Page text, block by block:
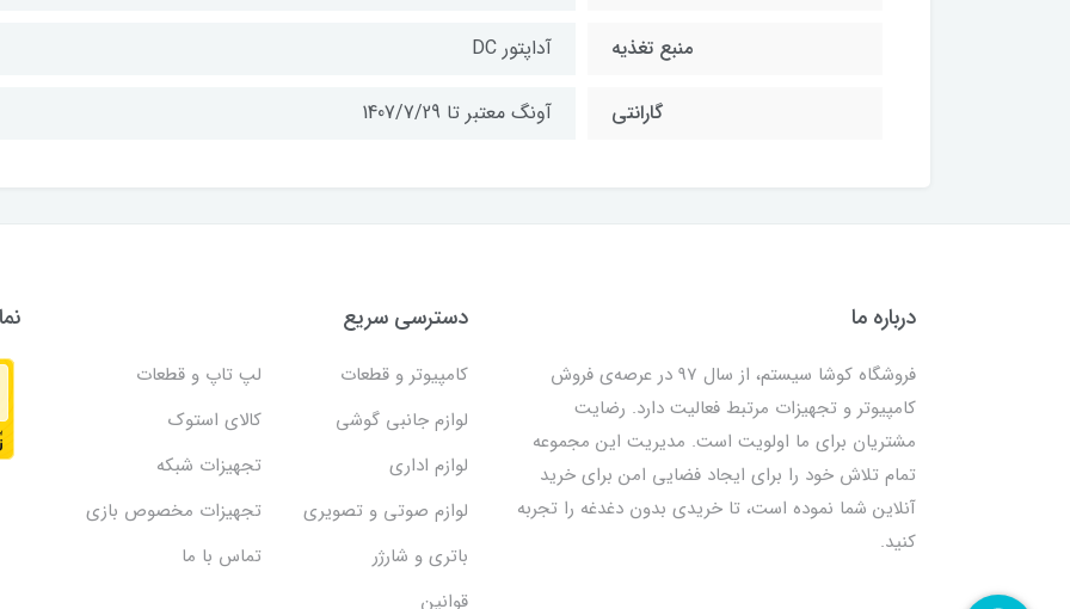
منبع تغذیه آداپتور DC
گارانتی آونگ معتبر تا 1407/7/29
درباره ما
فروشگاه کوشا سیستم، از سال 97 در عرصه‌ی فروش
کامپیوتر و تجهیزات مرتبط فعالیت دارد. رضایت
مشتریان برای ما اولویت است. مدیریت این مجموعه
تمام تلاش خود را برای ایجاد فضایی امن برای خرید
آنلاین شما نموده است، تا خریدی بدون دغدغه را تجربه
کنید.
دسترسی سریع
کامپیوتر و قطعات
لپ تاپ و قطعات
لوازم جانبی گوشی
کالای استوک
لوازم اداری
تجهیزات شبکه
لوازم صوتی و تصویری
تجهیزات مخصوص بازی
باتری و شارژر
تماس با ما
قوانین